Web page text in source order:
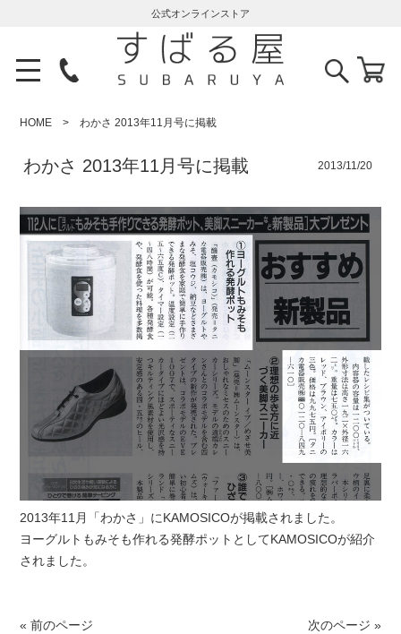
公式オンラインストア
HOME わかさ 2013年11月号に掲載
わかさ 2013年11月号に掲載 2013/11/20
2013年11月「わかさ」にKAMOSICOが掲載されました。
ヨーグルトもみそも作れる発酵ポットとしてKAMOSICOが紹介
されました。
« 前のページ 次のページ »